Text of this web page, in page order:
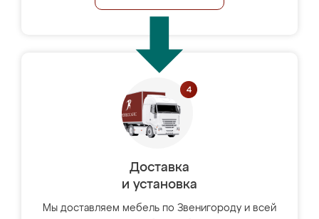
Доставка
и установка
Мы доставляем мебель по Звенигороду и всей